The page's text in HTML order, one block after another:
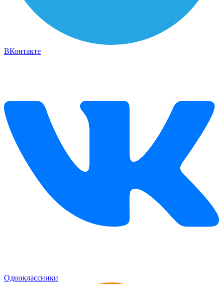
ВКонтакте
Одноклассники